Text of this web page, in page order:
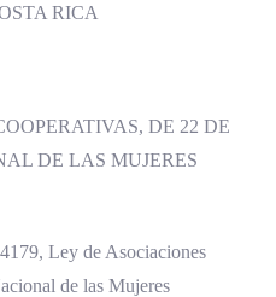
RICA
DE 22 DE
DE LAS MUJERES
Ley de Asociaciones
de las Mujeres